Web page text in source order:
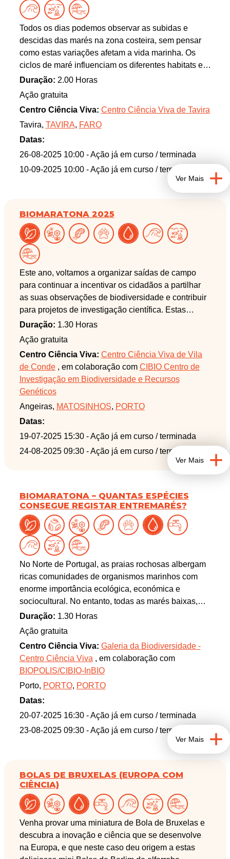
Todos os dias podemos observar as subidas e
descidas das marés na zona costeira, sem pensar
como estas variações afetam a vida marinha. Os
ciclos de maré influenciam os diferentes habitats e,
consequentemente, muitas espécies que neles
habitam. Estas espécies passaram por várias
adaptações evolutivas que lhes possibilita a sua
sobrevivência perante situações mais extremas,
como a descida da maré e a posterior exposição ao
Sol. Neste percurso os participantes terão a
oportunidade de conhecer as diferentes espécies
que habitam o intertidal (zona entre marés), e como
são afetadas pela decida e subida das marés.
Duração: 2.00 Horas
Ação gratuita
Centro Ciência Viva: Centro Ciência Viva de Tavira
Tavira, TAVIRA, FARO
Datas:
26-08-2025 10:00 - Ação já em curso / terminada
10-09-2025 10:00 - Ação já em curso / terminada
Ver Mais
BIOMARATONA 2025
Este ano, voltamos a organizar saídas de campo
para continuar a incentivar os cidadãos a partilhar
as suas observações de biodiversidade e contribuir
para projetos de investigação científica. Estas
saídas integram-se no projeto BioMARatona, um
evento inspirado nos BioBlitzes, mas com uma
duração alargada (entre maio e outubro). Durante
este período, queremos promover a submissão
contínua e autónoma de observações de
biodiversidade na plataforma MINKA por parte dos
participantes. Esta atividade é financiada pelo
projeto europeu ANERIS (https://aneris.eu/) e
desenvolvida em Portugal pelo grupo
CoastalWarming do CIBIO/BIOPOLIS.
Basta descarregar a aplicação MINKA e registar-se
na plataforma (https://minka-sdg.org/). Depois, é só
partilhar as observações com a comunidade.
O processo é muito simples: o essencial é ter uma
foto com localização, onde o animal, planta ou alga
esteja claramente visível. Se não souberem
identificar o organismo, poderão ser identificadas
pela comunidade MINKA mais tarde.
Duração: 1.30 Horas
Ação gratuita
Centro Ciência Viva: Centro Ciência Viva de Vila
de Conde, em colaboração com CIBIO Centro de
Investigação em Biodiversidade e Recursos
Genéticos
Angeiras, MATOSINHOS, PORTO
Datas:
19-07-2025 15:30 - Ação já em curso / terminada
24-08-2025 09:30 - Ação já em curso / terminada
Ver Mais
BIOMARATONA – QUANTAS ESPÉCIES
CONSEGUE REGISTAR ENTREMARÉS?
No Norte de Portugal, as praias rochosas albergam
ricas comunidades de organismos marinhos com
enorme importância ecológica, económica e
sociocultural. No entanto, todas as marés baixas,
esses organismos marinhos têm de suportar a
exposição a condições ambientais adversas. O
vento de norte, típico da região, desempenha um
papel fundamental na manutenção destas
comunidades, ao promover a descida da
temperatura da água, como sabem todos os que, no
Verão, tentam mergulhar nestas águas.
Nesta atividade, convidamos os participantes a
colaborar com cientistas do grupo Coastalwarming
do BIOPOLIS (CIBIO-InBIO) e a submeter
observações da vida marinha na zona entremarés
Praia do Homem do Leme, vamos identificar
espécies típicas desta zona, explorar a interligação
entre o clima e a biodiversidade e ainda discutir as
principais ameaças que estes ecossistemas
enfrentam. Juntem-se a nós e contribua para a
investigação em curso no BIOPOLIS (CIBIO-InBIO)
fazendo um registo fotográfico das várias espécies
Duração: 1.30 Horas
Ação gratuita
Centro Ciência Viva: Galeria da Biodiversidade -
Centro Ciência Viva , em colaboração com
BIOPOLIS/CIBIO-InBIO
Porto, PORTO, PORTO
Datas:
20-07-2025 16:30 - Ação já em curso / terminada
23-08-2025 09:30 - Ação já em curso / terminada
Ver Mais
BOLAS DE BRUXELAS (EUROPA COM
CIÊNCIA)
Venha provar uma miniatura de Bola de Bruxelas e
descubra a inovação e ciência que se desenvolve
na Europa, e que neste caso deu origem a estas